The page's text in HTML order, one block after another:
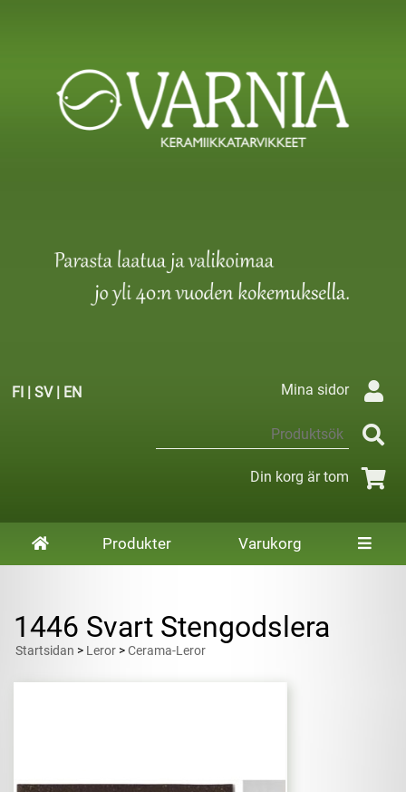
FI | SV| EN Mina sidor
Din korg är tom
Produkter Varukorg
1446 Svart Stengodslera
Startsidan > Leror >Cerama-Leror